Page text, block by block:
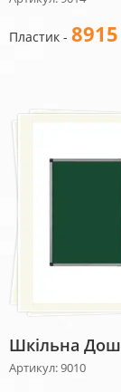
Пластик - 8915
Шкільна
Артикул: 9010